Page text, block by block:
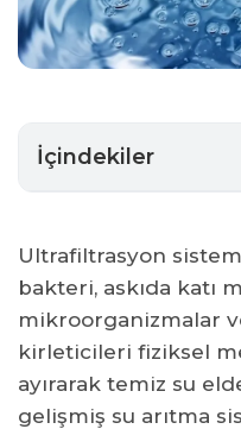
İçindekiler
Ultrafiltrasyon Sistemleri
Ultrafiltrasyon
Sık Sorulan Sorular
Ultrafiltrasyon ile
Fark Var?
Ultrafiltrasyon
bakteri, askıda katı
mikroorganizmalar
kirleticileri fiziksel
ayırarak temiz su
gelişmiş su arıtma